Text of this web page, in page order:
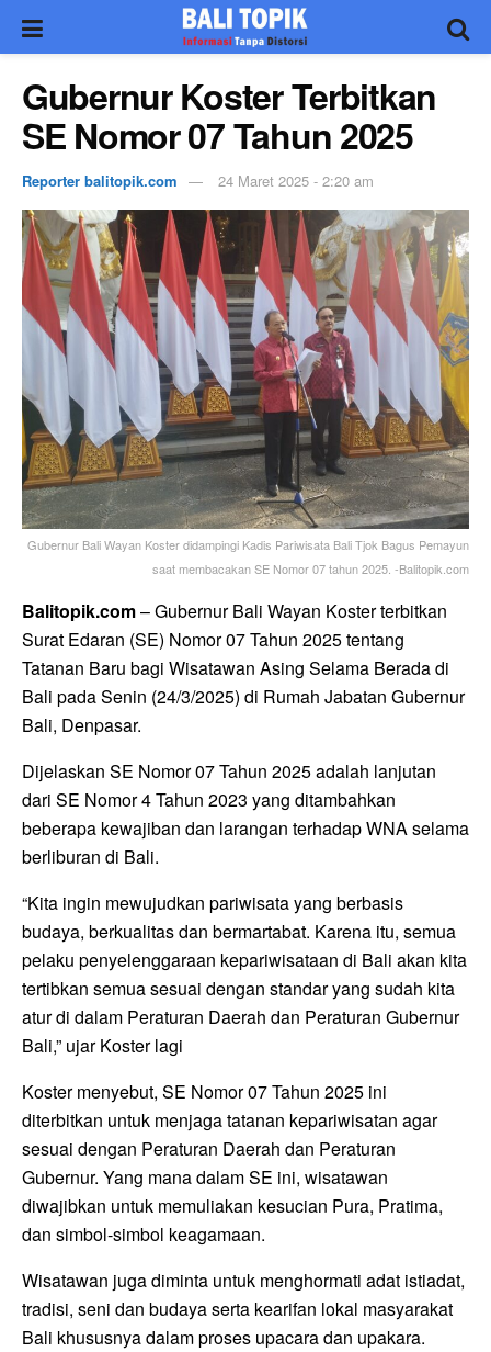
Gubernur Koster Terbitkan
SE Nomor 07 Tahun 2025
Reporter balitopik.com 24 Maret 2025 - 2:20 am
Gubernur Bali Wayan Koster didampingi Kadis Pariwisata Bali Tjok Bagus Pemayun
saat membacakan SE Nomor 07 tahun 2025. -Balitopik.com
Balitopik.com– Gubernur Bali Wayan Koster terbitkan
Surat Edaran (SE) Nomor 07 Tahun 2025 tentang
Tatanan Baru bagi Wisatawan Asing Selama Berada di
Bali pada Senin (24/3/2025) di Rumah Jabatan Gubernur
Bali, Denpasar.
Dijelaskan SE Nomor 07 Tahun 2025 adalah lanjutan
dari SE Nomor 4 Tahun 2023 yang ditambahkan
beberapa kewajiban dan larangan terhadap WNA selama
berliburan di Bali.
“Kita ingin mewujudkan pariwisata yang berbasis
budaya, berkualitas dan bermartabat. Karena itu, semua
pelaku penyelenggaraan kepariwisataan di Bali akan kita
tertibkan semua sesuai dengan standar yang sudah kita
atur di dalam Peraturan Daerah dan Peraturan Gubernur
Bali,” ujar Koster lagi
Koster menyebut, SE Nomor 07 Tahun 2025 ini
diterbitkan untuk menjaga tatanan kepariwisatan agar
sesuai dengan Peraturan Daerah dan Peraturan
Gubernur. Yang mana dalam SE ini, wisatawan
diwajibkan untuk memuliakan kesucian Pura, Pratima,
dan simbol-simbol keagamaan.
Wisatawan juga diminta untuk menghormati adat istiadat,
tradisi, seni dan budaya serta kearifan lokal masyarakat
Bali khususnya dalam proses upacara dan upakara.